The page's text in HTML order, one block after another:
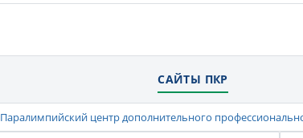
САЙТЫ ПКР
Паралимпийский центр дополнительного